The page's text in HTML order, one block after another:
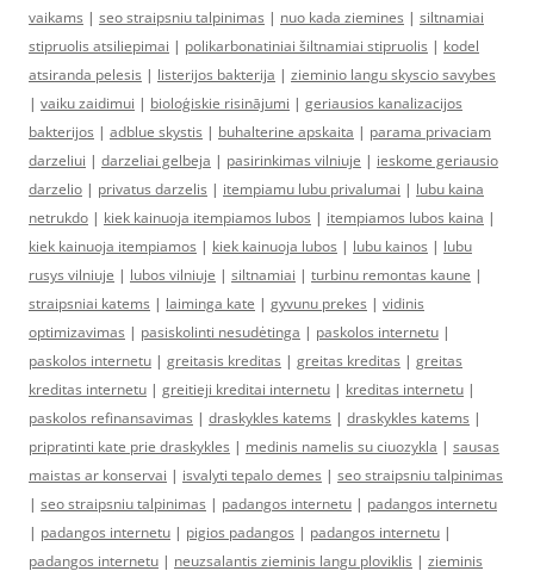
vaikams | seo straipsniu talpinimas | nuo kada ziemines | siltnamiai
stipruolis atsiliepimai | polikarbonatiniai šiltnamiai stipruolis | kodel
atsiranda pelesis | listerijos bakterija | zieminio langu skyscio savybes
| vaiku zaidimui | bioloģiskie risinājumi | geriausios kanalizacijos
bakterijos | adblue skystis | buhalterine apskaita | parama privaciam
darzeliui | darzeliai gelbeja | pasirinkimas vilniuje | ieskome geriausio
darzelio | privatus darzelis | itempiamu lubu privalumai | lubu kaina
netrukdo | kiek kainuoja itempiamos lubos | itempiamos lubos kaina |
kiek kainuoja itempiamos | kiek kainuoja lubos | lubu kainos | lubu
rusys vilniuje | lubos vilniuje | siltnamiai | turbinu remontas kaune |
straipsniai katems | laiminga kate | gyvunu prekes | vidinis
optimizavimas | pasiskolinti nesudėtinga | paskolos internetu |
paskolos internetu | greitasis kreditas | greitas kreditas | greitas
kreditas internetu | greitieji kreditai internetu | kreditas internetu |
paskolos refinansavimas | draskykles katems | draskykles katems |
pripratinti kate prie draskykles | medinis namelis su ciuozykla | sausas
maistas ar konservai | isvalyti tepalo demes | seo straipsniu talpinimas
| seo straipsniu talpinimas | padangos internetu | padangos internetu
| padangos internetu | pigios padangos | padangos internetu |
padangos internetu | neuzsalantis zieminis langu ploviklis | zieminis